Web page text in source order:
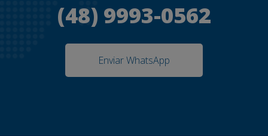
(48) 9993-0562
Enviar WhatsApp